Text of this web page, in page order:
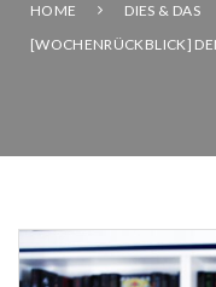
HOME
DIES & DAS
[WOCHENRÜCKBLICK]